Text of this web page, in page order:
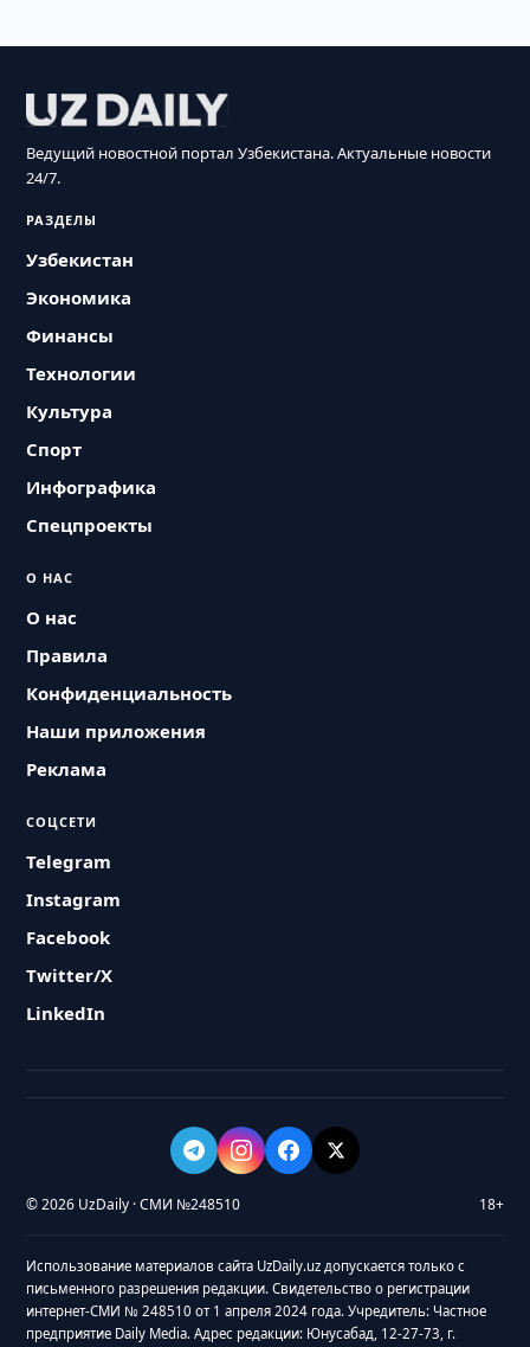
Ведущий новостной портал Узбекистана. Актуальные новости
24/7.
РАЗДЕЛЫ
Узбекистан
Экономика
Финансы
Технологии
Культура
Спорт
Инфографика
Спецпроекты
О НАС
О нас
Правила
Конфиденциальность
Наши приложения
Реклама
СОЦСЕТИ
Telegram
Instagram
Facebook
Twitter/X
LinkedIn
© 2026 UzDaily · СМИ №248510 18+
Использование материалов сайта UzDaily.uz допускается только с
письменного разрешения редакции. Свидетельство о регистрации
интернет-СМИ № 248510 от 1 апреля 2024 года. Учредитель: Частное
предприятие Daily Media. Адрес редакции: Юнусабад, 12-27-73, г.